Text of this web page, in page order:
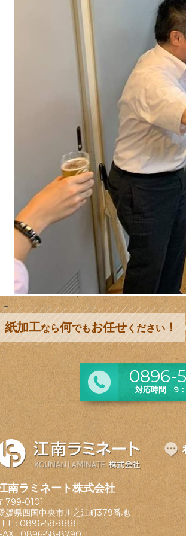
紙加工なら何でもお任せ ください ！
0896-
対応時間 9
南ラミネート株式会社
799-0101
媛県四国中央市川之江町379番地
: 0896-58-8881